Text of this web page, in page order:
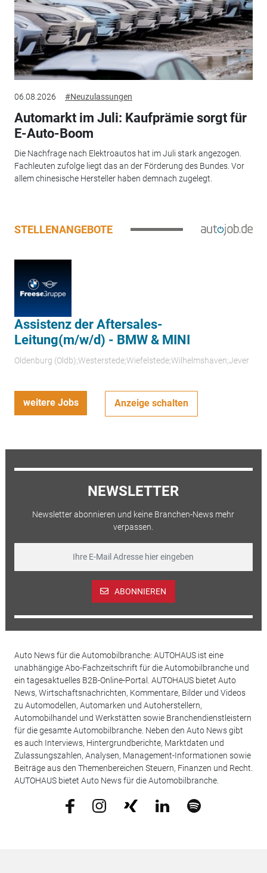
06.08.2026 #Neuzulassungen
Automarkt im Juli: Kaufprämie sorgt für
E-Auto-Boom
Die Nachfrage nach Elektroautos hat im Juli stark angezogen.
Fachleuten zufolge liegt das an der Förderung des Bundes. Vor
allem chinesische Hersteller haben demnach zugelegt.
STELLENANGEBOTE
Assistenz der Aftersales-
Leitung(m/w/d) - BMW & MINI
Oldenburg (Oldb);Westerstede;Wiefelstede;Wilhelmshaven;Jever
weitere Jobs Anzeige schalten
NEWSLETTER
Newsletter abonnieren und keine Branchen-News mehr
verpassen.
ABONNIEREN
Auto News für die Automobilbranche: AUTOHAUS ist eine
unabhängige Abo-Fachzeitschrift für die Automobilbranche und
ein tagesaktuelles B2B-Online-Portal. AUTOHAUS bietet Auto
News, Wirtschaftsnachrichten, Kommentare, Bilder und Videos
zu Automodellen, Automarken und Autoherstellern,
Automobilhandel und Werkstätten sowie Branchendienstleistern
für die gesamte Automobilbranche. Neben den Auto News gibt
es auch Interviews, Hintergrundberichte, Marktdaten und
Zulassungszahlen, Analysen, Management-Informationen sowie
Beiträge aus den Themenbereichen Steuern, Finanzen und Recht.
AUTOHAUS bietet Auto News für die Automobilbranche.